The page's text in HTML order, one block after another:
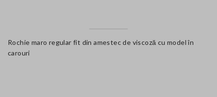
Rochie maro regular fit din amestec de viscoză cu model în
carouri